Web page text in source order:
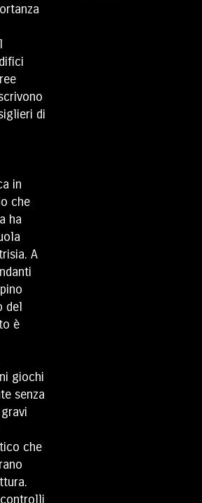
di
in
che
ha
A
del
è
giochi
senza
che
controlli